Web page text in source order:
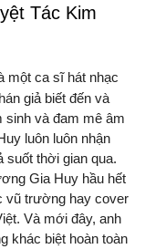
Tác Kim
một ca sĩ hát nhạc
giả biết đến và
sinh và đam mê âm
luôn luôn nhận
suốt thời gian qua.
Gia Huy hầu hết
vũ trường hay cover
Và mới đây, anh
khác biệt hoàn toàn